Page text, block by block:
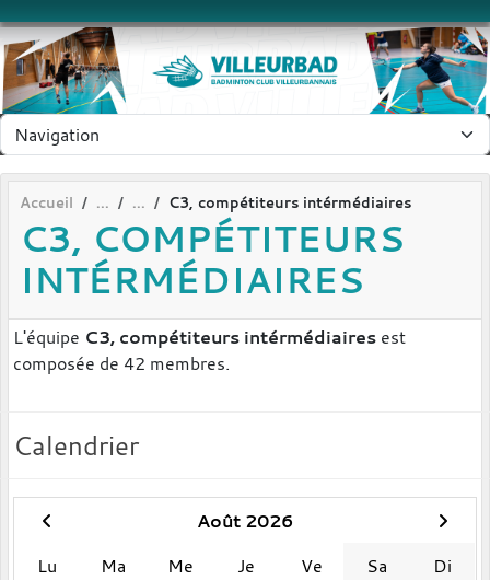
Accueil C3, compétiteurs intérmédiaires
C3, COMPÉTITEURS
INTÉRMÉDIAIRES
L'équipe C3, compétiteurs intérmédiaires est
composée de 42 membres.
Calendrier
Août 2026
Lu
Ma Me Je Ve Sa
Di